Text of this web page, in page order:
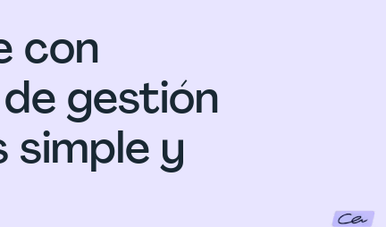
con
gestión
simple y